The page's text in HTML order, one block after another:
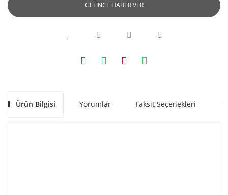
GELİNCE HABER VER
Ürün Bilgisi Yorumlar Taksit Seçenekleri